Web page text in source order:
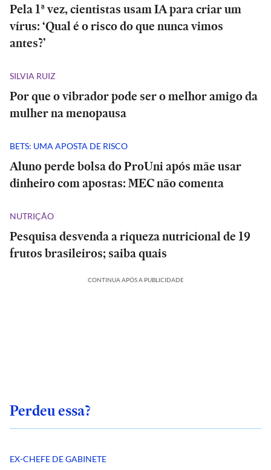
Pela 1ª vez, cientistas usam IA para criar um
vírus: ‘Qual é o risco do que nunca vimos
antes?’
SILVIA RUIZ
Por que o vibrador pode ser o melhor amigo da
mulher na menopausa
BETS: UMA APOSTA DE RISCO
Aluno perde bolsa do ProUni após mãe usar
dinheiro com apostas: MEC não comenta
NUTRIÇÃO
Pesquisa desvenda a riqueza nutricional de 19
frutos brasileiros; saiba quais
CONTINUA APÓS A PUBLICIDADE
Perdeu essa?
EX-CHEFE DE GABINETE